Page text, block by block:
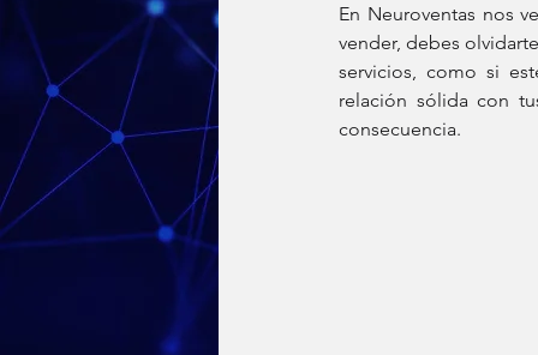
En Neuroventas nos
vender, debes
servicios, como si
relación sólida con
consecuencia.